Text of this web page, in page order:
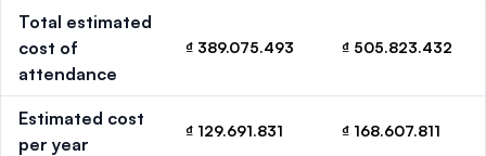
Total estimated
cost of
attendance
₫ 389.075.493 ₫ 505.823.432
Estimated cost
per year
₫ 129.691.831 ₫ 168.607.811